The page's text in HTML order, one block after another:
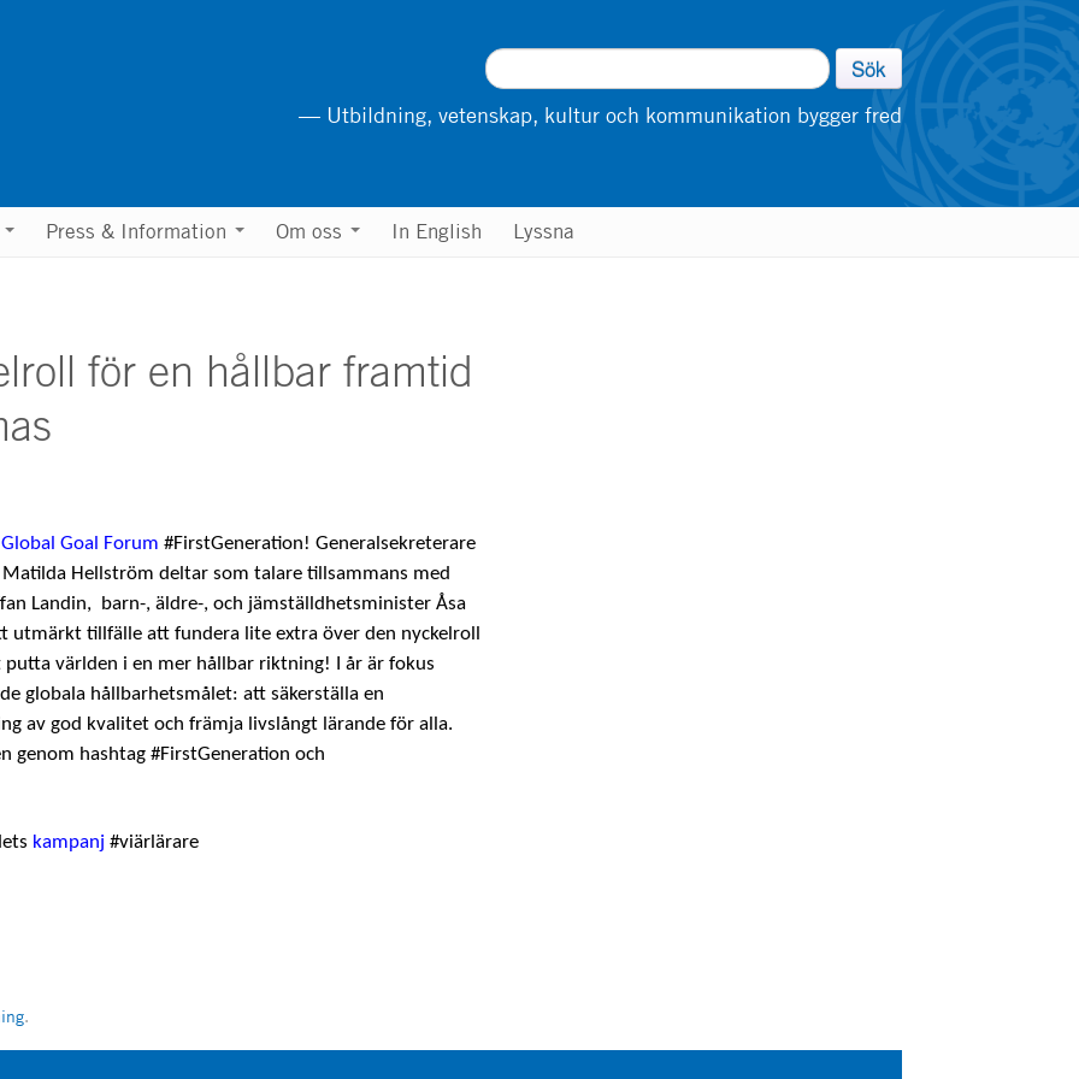
Sök
— Utbildning, vetenskap, kultur och kommunikation bygger fred
Press & Information Om oss In English Lyssna
för en hållbar framtid
Global Goal Forum #FirstGeneration! Generalsekreterare
Hellström deltar som talare tillsammans med
Landin, barn-, äldre-, och jämställdhetsminister Åsa
utmärkt tillfälle att fundera lite extra över den nyckelroll
världen i en mer hållbar riktning! I år är fokus
globala hållbarhetsmålet: att säkerställa en
av god kvalitet och främja livslångt lärande för alla.
genom hashtag #FirstGeneration och
kampanj #viärlärare
.